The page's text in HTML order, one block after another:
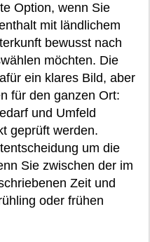
Option, wenn Sie
mit ländlichem
bewusst nach
möchten. Die
ein klares Bild, aber
für den ganzen Ort:
und Umfeld
geprüft werden.
um die
Sie zwischen der im
Zeit und
oder frühen